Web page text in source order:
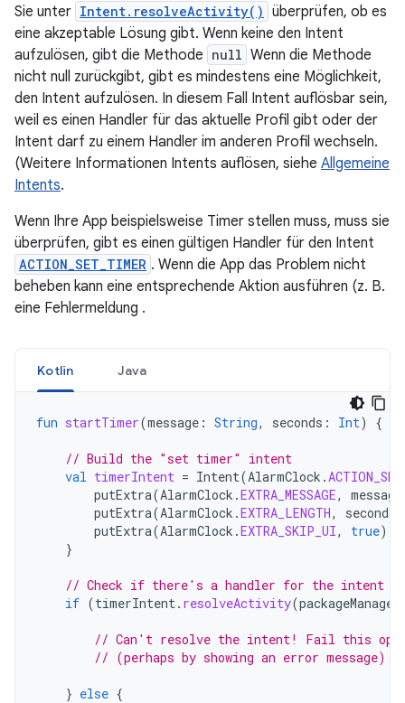
Sie unter Intent.resolveActivity() überprüfen, ob es
eine akzeptable Lösung gibt. Wenn keine den Intent
aufzulösen, gibt die Methode null Wenn die Methode
nicht null zurückgibt, gibt es mindestens eine Möglichkeit,
den Intent aufzulösen. In diesem Fall Intent auflösbar sein,
weil es einen Handler für das aktuelle Profil gibt oder der
Intent darf zu einem Handler im anderen Profil wechseln.
(Weitere Informationen Intents auflösen, siehe Allgemeine
Intents.
Wenn Ihre App beispielsweise Timer stellen muss, muss sie
überprüfen, gibt es einen gültigen Handler für den Intent
ACTION_SET_TIMER . Wenn die App das Problem nicht
beheben kann eine entsprechende Aktion ausführen (z. B.
eine Fehlermeldung .
Kotlin Java
fun startTimer(message : String, seconds : Int) {
// Build the "set timer" intent
val timerIntent = Intent(AlarmClock .
putExtra(AlarmClock .EXTRA_MESSAGE, message
putExtra(AlarmClock .EXTRA_LENGTH, seconds
putExtra(AlarmClock .EXTRA_SKIP_UI, true)
}
// Check if there's a handler for the intent
if (timerIntent. resolveActivity(packageManager
// Can't resolve the intent! Fail this
// (perhaps by showing an error message)
} else {